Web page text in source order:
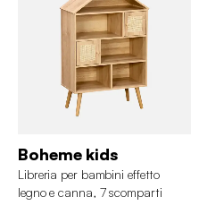
Boheme kids
Libreria per bambini effetto
legno e canna, 7 scomparti